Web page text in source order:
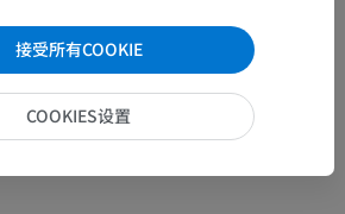
检举错误
接受所有COOKIE
COOKIES设置